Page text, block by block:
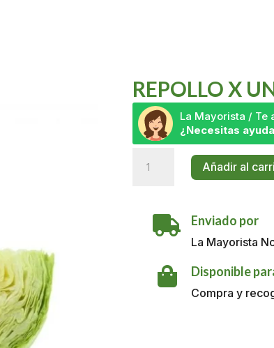
REPOLLO X
La Mayorista / Te
¿Necesitas
Añadir al
 Enviado por
La Mayorista
 Disponible
Compra y